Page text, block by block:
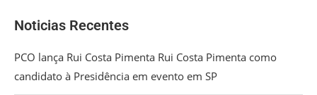
Noticias Recentes
PCO lança Rui Costa Pimenta Rui Costa Pimenta como
candidato à Presidência em evento em SP